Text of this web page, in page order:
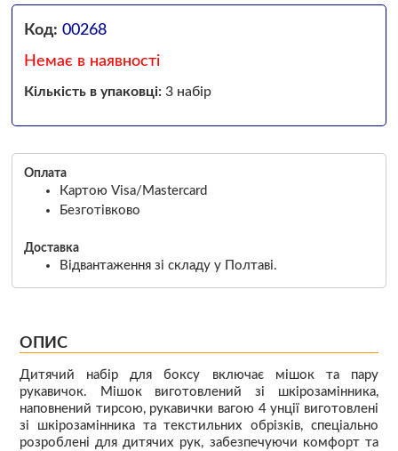
Код: 00268
Немає в наявності
Кількість в упаковці:3 набір
Оплата
Картою Visa/Mastercard
Безготівково
Доставка
Відвантаження зі складу у Полтаві.
ОПИС
Дитячий набір для боксу включає мішок та пару
рукавичок. Мішок виготовлений зі шкірозамінника,
наповнений тирсою, рукавички вагою 4 унції виготовлені
зі шкірозамінника та текстильних обрізків, спеціально
розроблені для дитячих рук, забезпечуючи комфорт та